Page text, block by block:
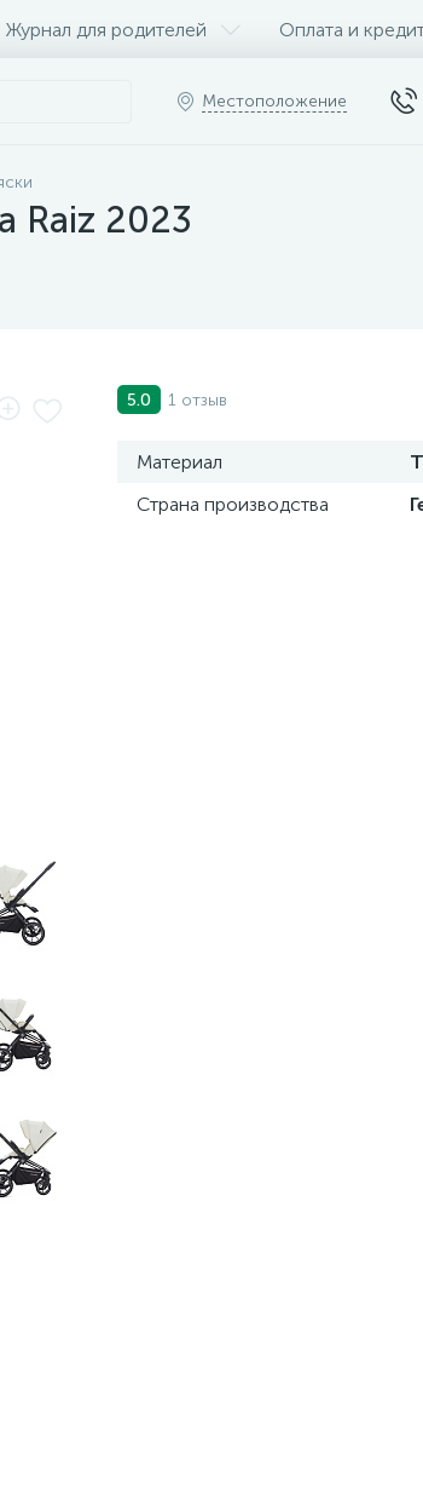
Журнал для родителей Оплата и
Местоположение
Raiz 2023
5.0 1 отзыв
Материал
Страна производства